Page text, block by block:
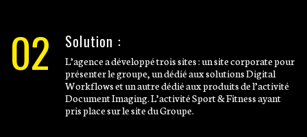
02 Solution :
L’agence a développé trois sites : un site corporate pour
présenter le groupe, un dédié aux solutions Digital
Workflows et un autre dédié aux produits de l’activité
Document Imaging. L’activité Sport & Fitness ayant
pris place sur le site du Groupe.